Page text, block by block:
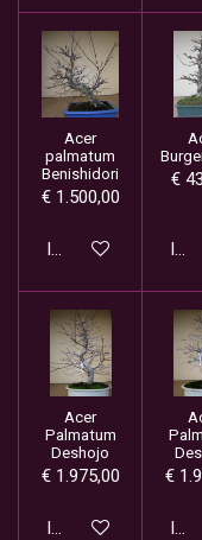
Acer
palmatum
Benishidori
€ 1.500,00
In winkelwagen
€
In
Acer
Palmatum
Deshojo
€ 1.975,00
In winkelwagen
€
In